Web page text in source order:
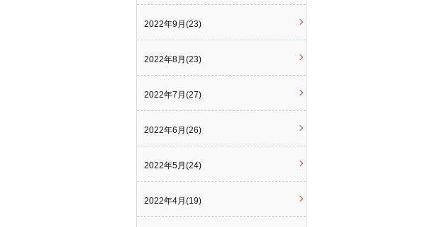
2022年9月(23)
2022年8月(23)
2022年7月(27)
2022年6月(26)
2022年5月(24)
2022年4月(19)